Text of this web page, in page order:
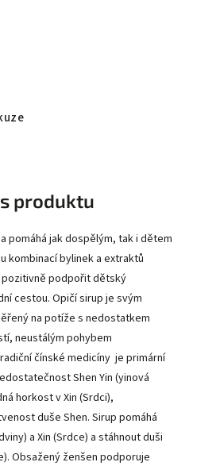
produktu
pomáhá jak dospělým, tak i dětem
kombinací bylinek a extraktů
pozitivně podpořit dětský
cestou. Opičí sirup je svým
na potíže s nedostatkem
neustálým pohybem
čínské medicíny je primární
Shen Yin (yinová
horkost v Xin (Srdci),
duše Shen. Sirup pomáhá
a Xin (Srdce) a stáhnout duši
Obsažený ženšen podporuje